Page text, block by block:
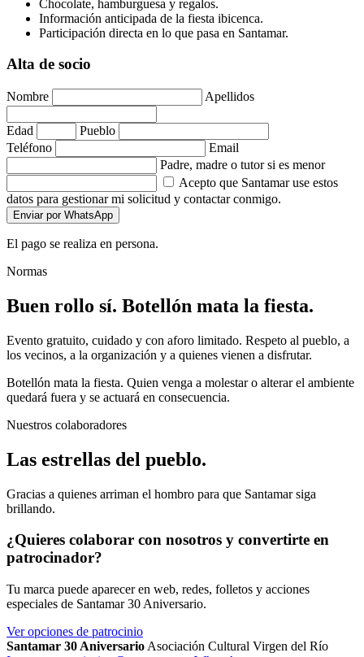
Chocolate, hamburguesa y regalos.
Información anticipada de la fiesta ibicenca.
Participación directa en lo que pasa en Santamar.
Alta de socio
Nombre Apellidos
Edad
Pueblo
Teléfono
Email
Padre, madre o tutor si es menor
Acepto que Santamar use estos
datos para gestionar mi solicitud y contactar conmigo.
Enviar por WhatsApp
El pago se realiza en persona.
Normas
Buen rollo sí. Botellón mata la fiesta.
Evento gratuito, cuidado y con aforo limitado. Respeto al pueblo, a
los vecinos, a la organización y a quienes vienen a disfrutar.
Botellón mata la fiesta. Quien venga a molestar o alterar el ambiente
quedará fuera y se actuará en consecuencia.
Nuestros colaboradores
Las estrellas del pueblo.
Gracias a quienes arriman el hombro para que Santamar siga
brillando.
¿Quieres colaborar con nosotros y convertirte en
patrocinador?
Tu marca puede aparecer en web, redes, folletos y acciones
especiales de Santamar 30 Aniversario.
Ver opciones de patrocinio
Santamar 30 Aniversario Asociación Cultural Virgen del Río